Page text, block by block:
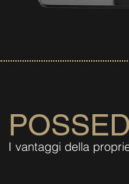
I vantaggi della